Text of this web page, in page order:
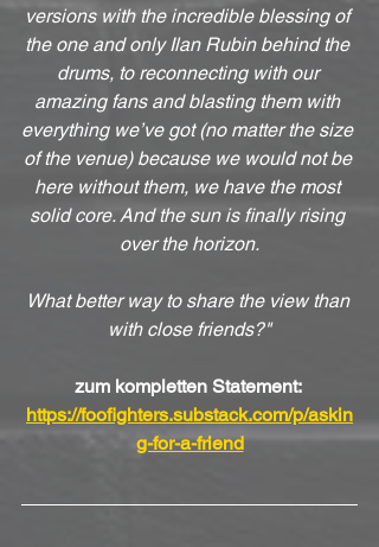
versions with the incredible blessing of
the one and only Ilan Rubin behind the
drums, to reconnecting with our
amazing fans and blasting them with
everything we’ve got (no matter the size
of the venue) because we would not be
here without them, we have the most
solid core. And the sun is finally rising
over the horizon.
What better way to share the view than
with close friends?"
zum kompletten Statement:
https://foofighters.substack.com/p/askin
g-for-a-friend